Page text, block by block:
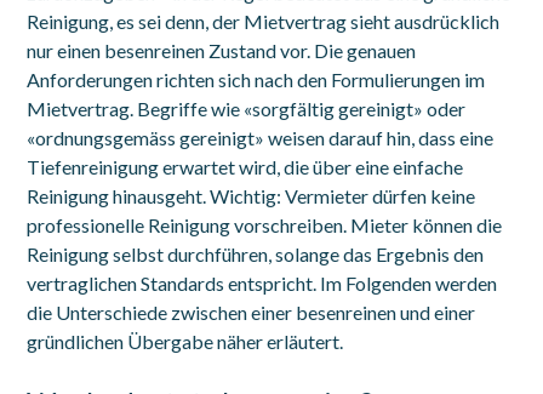
Reinigung, es sei denn, der Mietvertrag sieht ausdrücklich
nur einen besenreinen Zustand vor. Die genauen
Anforderungen richten sich nach den Formulierungen im
Mietvertrag. Begriffe wie «sorgfältig gereinigt» oder
«ordnungsgemäss gereinigt» weisen darauf hin, dass eine
Tiefenreinigung erwartet wird, die über eine einfache
Reinigung hinausgeht. Wichtig: Vermieter dürfen keine
professionelle Reinigung vorschreiben. Mieter können die
Reinigung selbst durchführen, solange das Ergebnis den
vertraglichen Standards entspricht. Im Folgenden werden
die Unterschiede zwischen einer besenreinen und einer
gründlichen Übergabe näher erläutert.